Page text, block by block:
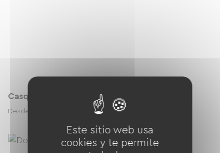
Casque enfant
Desde
Este sitio web usa
cookies y te permite